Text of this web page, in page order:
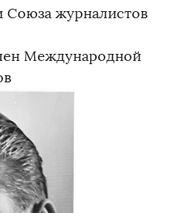
Союза журналистов
Международной